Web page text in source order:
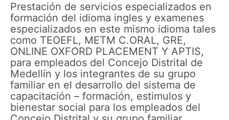
Prestación de servicios especializados en
formación del idioma ingles y examenes
especializados en este mismo idioma tales
como TEOEFL, METM C.ORAL, GRE,
ONLINE OXFORD PLACEMENT Y APTIS,
para empleados del Concejo Distrital de
Medellín y los integrantes de su grupo
familiar en el desarrollo del sistema de
capacitación – formación, estimulos y
bienestar social para los empleados del